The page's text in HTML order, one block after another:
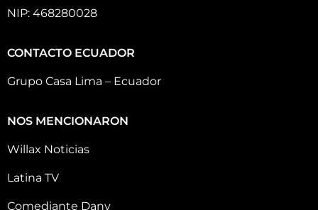
NIP: 468280028
CONTACTO ECUADOR
Grupo Casa Lima – Ecuador
NOS MENCIONARON
Willax Noticias
Latina TV
Comediante Dany